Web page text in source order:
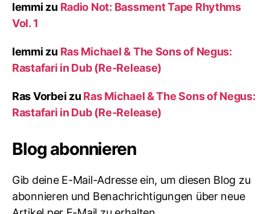
lemmi zu Radio Not: Bassment Tape Rhythms
Vol. 1
lemmi zu Ras Michael & The Sons of Negus:
Rastafari in Dub (Re-Release)
Ras Vorbei zu Ras Michael & The Sons of Negus:
Rastafari in Dub (Re-Release)
Blog abonnieren
Gib deine E-Mail-Adresse ein, um diesen Blog zu
abonnieren und Benachrichtigungen über neue